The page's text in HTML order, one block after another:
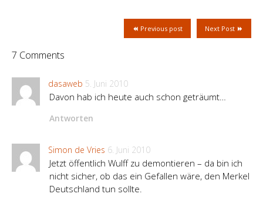
Next Post
Previous post
7 Comments
dasaweb 5. Juni 2010
Davon hab ich heute auch schon geträumt…
Antworten
Simon de Vries 6. Juni 2010
Jetzt öffentlich Wulff zu demontieren – da bin ich
nicht sicher, ob das ein Gefallen wäre, den Merkel
Deutschland tun sollte.